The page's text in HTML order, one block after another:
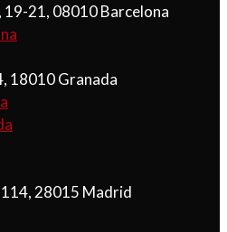
19-21, 08010 Barcelona
18010 Granada
28015 Madrid